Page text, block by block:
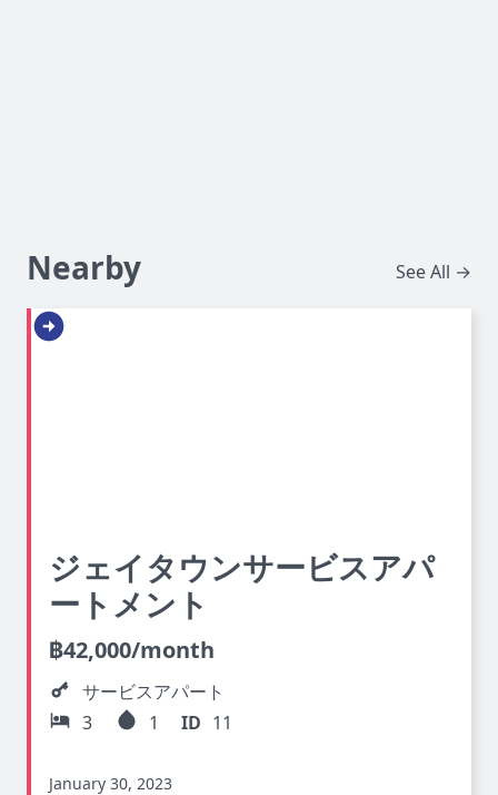
Nearby See All →
ジェイタウンサービスアパ
ートメント
฿42,000/month
サービスアパート
3
1 ID 11
January 30, 2023